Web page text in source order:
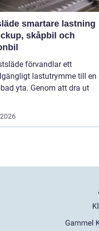
lastning
skåpbil och
förvandlar ett
lastutrymme till en
yta. Genom att dra ut